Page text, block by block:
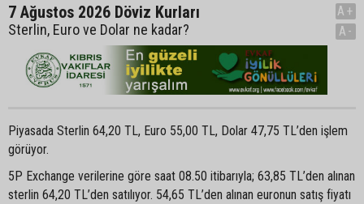
7 Ağustos 2026 Döviz Kurları
Sterlin, Euro ve Dolar ne kadar?
A+
A-
Piyasada Sterlin 64,20 TL, Euro 55,00 TL, Dolar 47,75 TL’den işlem
görüyor.
5P Exchange verilerine göre saat 08.50 itibarıyla; 63,85 TL’den alınan
sterlin 64,20 TL’den satılıyor. 54,65 TL’den alınan euronun satış fiyatı